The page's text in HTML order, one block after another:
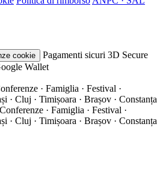
cookie Pagamenti sicuri 3D Secure
Wallet
· Famiglia · Festival ·
· Cluj · Timișoara · Brașov · Constanța
· Famiglia · Festival ·
· Cluj · Timișoara · Brașov · Constanța